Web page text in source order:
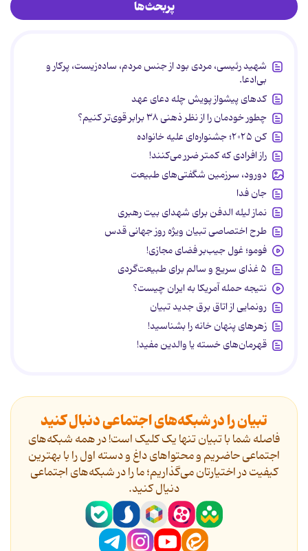
پربحث‌ها
شهید رئیسی، مردی بود از جنس مردم، ساده‌زیست، پرکار و
بی‌ادعا.
کدهای پیشواز پویش چله دعای عهد
چطور خودمان را از نظر ذهنی ۳۸ برابر قوی‌تر کنیم؟
کن ۲۰۲۵؛ جشنواره‌ای علیه خانواده
راز افرادی که کمتر ضرر می‌کنند!
دورود، سرزمین شگفتی‌های طبیعت
جان فدا
نماز لیله الدفن برای شهدای بیت رهبری
طرح اختصاصی تبیان ویژه روز جهانی قدس
فومو؛ غول جیب‌بر فضای مجازی!
۵ غذای سریع و سالم برای طبیعت‌گردی
نتیجه حمله آمریکا به ایران چیست؟
رونمایی از اتاق برق جدید تبیان
زهرهای پنهان خانه را بشناسید!
قهرمان‌های خسته یا والدین مفید!
تبیان را در شبکه‌های اجتماعی دنبال کنید
فاصله شما با تبیان تنها یک کلیک است! در همه شبکه‌های
اجتماعی حاضریم و محتواهای داغ و دسته اول را با بهترین
کیفیت در اختیارتان می‌گذاریم؛ ما را در شبکه‌های اجتماعی
دنیال کنید.